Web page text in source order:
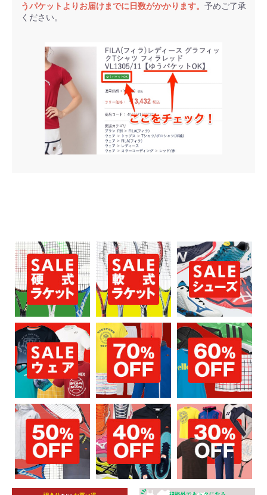
お買い物を続ける カートへ進む
うパケットよりお届けまでに日数がかかります。 予めご了承
ください。